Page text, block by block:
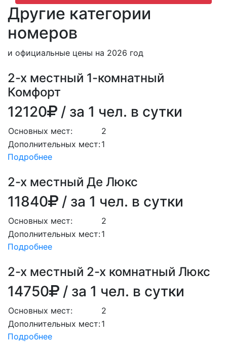
Другие категории
номеров
и официальные цены на 2026 год
2-х местный 1-комнатный
Комфорт
12120 / за 1 чел. в сутки
Основных мест:
2
Дополнительных мест:1
Подробнее
2-х местный Де Люкс
11840 / за 1 чел. в сутки
Основных мест:
2
Дополнительных мест:1
Подробнее
2-х местный 2-х комнатный Люкс
14750 / за 1 чел. в сутки
Основных мест:
2
Дополнительных мест:1
Подробнее